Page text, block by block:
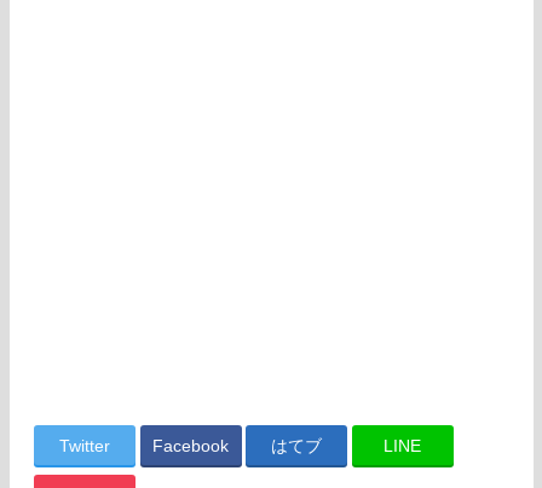
Twitter Facebook はてブ LINE